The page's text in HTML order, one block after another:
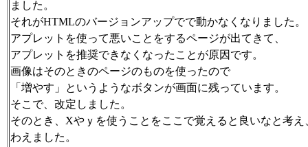
ました。
それがHTMLのバージョンアップでで動かなくなりました。
アプレットを使って悪いことをするページが出てきて、
アプレットを推奨できなくなったことが原因です。
画像はそのときのページのものを使ったので
「増やす」というようなボタンが画面に残っています。
そこで、改定しました。
そのとき、Xやｙを使うことをここで覚えると良いなと考え
わえました。